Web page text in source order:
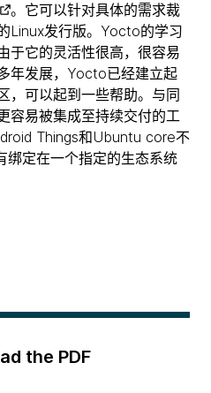
。它可以针对具体的需求裁
Linux发行版。Yocto的学习
于它的灵活性很高，很容易
年发展，Yocto已经建立起
，可以起到一些帮助。与同
容易被集成至持续交付的工
Things和Ubuntu core不
绑定在一个指定的生态系统
the PDF